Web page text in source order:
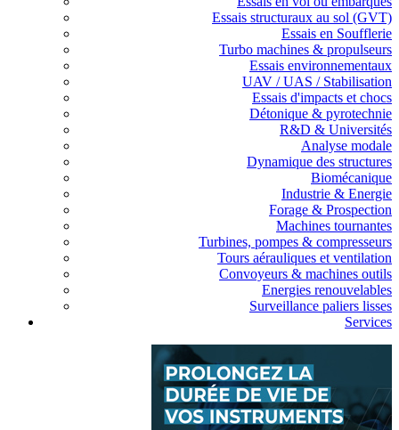
Essais structuraux au sol (GVT)
Essais en Soufflerie
Turbo machines & propulseurs
Essais environnementaux
UAV / UAS / Stabilisation
Essais d'impacts et chocs
Détonique & pyrotechnie
R&D & Universités
Analyse modale
Dynamique des structures
Biomécanique
Industrie & Energie
Forage & Prospection
Machines tournantes
Turbines, pompes & compresseurs
Tours aérauliques et ventilation
Convoyeurs & machines outils
Energies renouvelables
Surveillance paliers lisses
Services